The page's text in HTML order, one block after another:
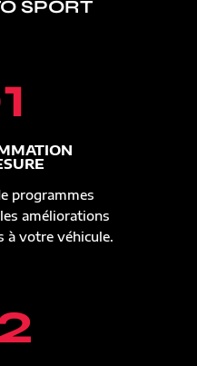
SPORT
programmes
améliorations
à votre véhicule.